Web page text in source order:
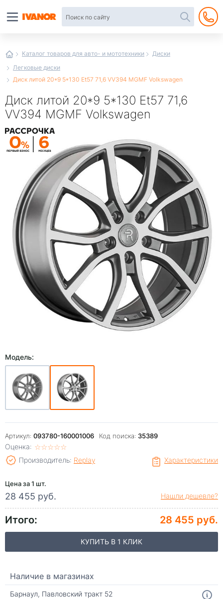
Каталог товаров для авто- и мототехники
Диски
Легковые диски
Диск литой 20*9 5*130 Et57 71,6 VV394 MGMF Volkswagen
Диск литой 20*9 5*130 Et57 71,6
VV394 MGMF Volkswagen
Модель:
Артикул: 093780-160001006 Код поиска: 35389
Оценка: ☆☆☆☆☆
★★★★★
Характеристики
Производитель: Replay
Цена за 1 шт.
28 455 руб. Нашли дешевле?
Итого: 28 455 руб.
КУПИТЬ В 1 КЛИК
Наличие в магазинах
Барнаул, Павловский тракт 52
интернет-